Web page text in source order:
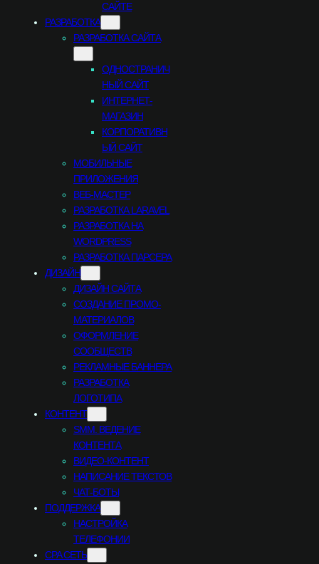
САЙТЕ
РАЗРАБОТКА
РАЗРАБОТКА САЙТА
ОДНОСТРАНИЧ
НЫЙ САЙТ
ИНТЕРНЕТ-
МАГАЗИН
КОРПОРАТИВН
ЫЙ САЙТ
МОБИЛЬНЫЕ
ПРИЛОЖЕНИЯ
ВЕБ-МАСТЕР
РАЗРАБОТКА LARAVEL
РАЗРАБОТКА НА
WORDPRESS
РАЗРАБОТКА ПАРСЕРА
ДИЗАЙН
ДИЗАЙН САЙТА
СОЗДАНИЕ ПРОМО-
МАТЕРИАЛОВ
ОФОРМЛЕНИЕ
СООБЩЕСТВ
РЕКЛАМНЫЕ БАННЕРА
РАЗРАБОТКА
ЛОГОТИПА
КОНТЕНТ
SMM. ВЕДЕНИЕ
КОНТЕНТА
ВИДЕО-КОНТЕНТ
НАПИСАНИЕ ТЕКСТОВ
ЧАТ-БОТЫ
ПОДДЕРЖКА
НАСТРОЙКА
ТЕЛЕФОНИИ
CPA СЕТЬ